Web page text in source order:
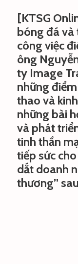
[KTSG
bóng đá và
công việc
ông
ty Image
những
thao và
những bài
và phát
tinh thần
tiếp sức
dắt doanh
thương”